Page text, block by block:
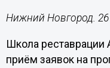
Нижний Новгород. 26
Школа
приём заявок на